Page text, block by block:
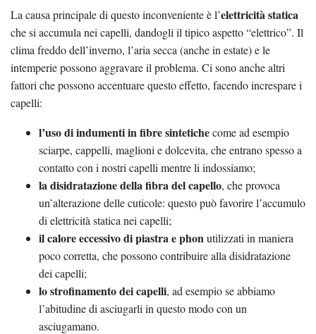
La causa principale di questo inconveniente è l’elettricità statica
che si accumula nei capelli, dandogli il tipico aspetto “elettrico”. Il
clima freddo dell’inverno, l’aria secca (anche in estate) e le
intemperie possono aggravare il problema. Ci sono anche altri
fattori che possono accentuare questo effetto, facendo increspare i
capelli:
l’uso di indumenti in fibre sintetichecome ad esempio
sciarpe, cappelli, maglioni e dolcevita, che entrano spesso a
contatto con i nostri capelli mentre li indossiamo;
la disidratazione della fibra del capello, che provoca
un’alterazione delle cuticole: questo può favorire l’accumulo
di elettricità statica nei capelli;
il calore eccessivo di piastra e phonutilizzati in maniera
poco corretta, che possono contribuire alla disidratazione
dei capelli;
lo strofinamento dei capelli, ad esempio se abbiamo
l’abitudine di asciugarli in questo modo con un
asciugamano.